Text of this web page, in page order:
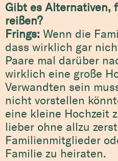
Gibt es Alternativen,
reißen?
Frings: Wenn die
dass wirklich gar
Paare mal darüber
wirklich eine große
Verwandten sein
nicht vorstellen
eine kleine Hochzeit
lieber ohne allzu
Familienmitglieder
Familie zu heiraten.